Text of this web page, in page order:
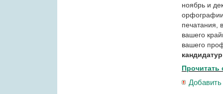
ноябрь и
орфографии
печатания,
вашего
вашего
Прочитать